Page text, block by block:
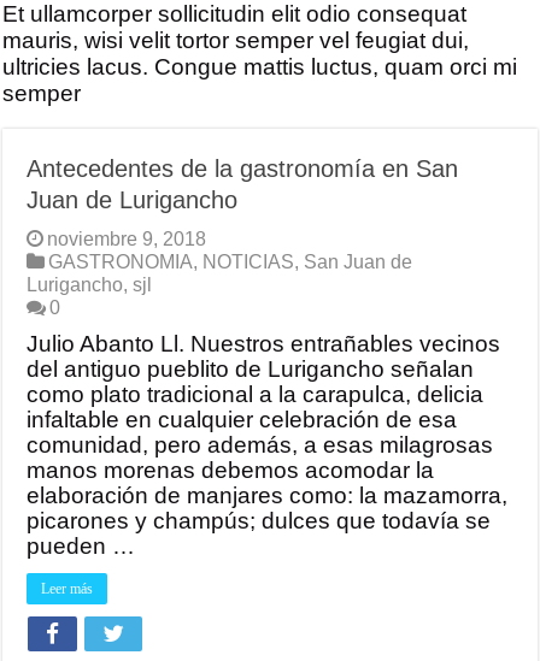
Et ullamcorper sollicitudin elit odio consequat
mauris, wisi velit tortor semper vel feugiat dui,
ultricies lacus. Congue mattis luctus, quam orci mi
semper
Antecedentes de la gastronomía en San
Juan de Lurigancho
noviembre 9, 2018
GASTRONOMIA, NOTICIAS, San Juan de
Lurigancho,sjl
0
Julio Abanto Ll. Nuestros entrañables vecinos
del antiguo pueblito de Lurigancho señalan
como plato tradicional a la carapulca, delicia
infaltable en cualquier celebración de esa
comunidad, pero además, a esas milagrosas
manos morenas debemos acomodar la
elaboración de manjares como: la mazamorra,
picarones y champús; dulces que todavía se
pueden …
Leer más